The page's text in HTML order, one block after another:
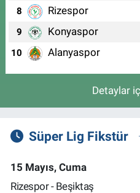
8 Rizespor
9 Konyaspor
10 Alanyaspor
Detaylar
Süper Lig Fikstür
15 Mayıs, Cuma
Rizespor - Beşiktaş